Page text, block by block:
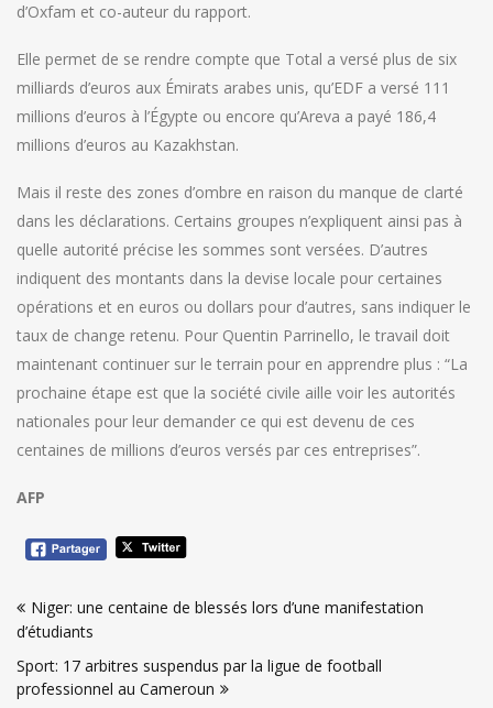
d’Oxfam et co-auteur du rapport.
Elle permet de se rendre compte que Total a versé plus de six
milliards d’euros aux Émirats arabes unis, qu’EDF a versé 111
millions d’euros à l’Égypte ou encore qu’Areva a payé 186,4
millions d’euros au Kazakhstan.
Mais il reste des zones d’ombre en raison du manque de clarté
dans les déclarations. Certains groupes n’expliquent ainsi pas à
quelle autorité précise les sommes sont versées. D’autres
indiquent des montants dans la devise locale pour certaines
opérations et en euros ou dollars pour d’autres, sans indiquer le
taux de change retenu. Pour Quentin Parrinello, le travail doit
maintenant continuer sur le terrain pour en apprendre plus : “La
prochaine étape est que la société civile aille voir les autorités
nationales pour leur demander ce qui est devenu de ces
centaines de millions d’euros versés par ces entreprises”.
AFP
de
l’article
Niger: une centaine de blessés lors d’une manifestation
d’étudiants
Sport: 17 arbitres suspendus par la ligue de football
professionnel au Cameroun